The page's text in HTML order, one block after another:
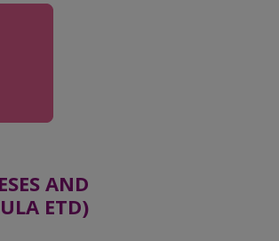
AND
ETD)